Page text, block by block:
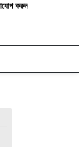
করুনঃ 01727-111000